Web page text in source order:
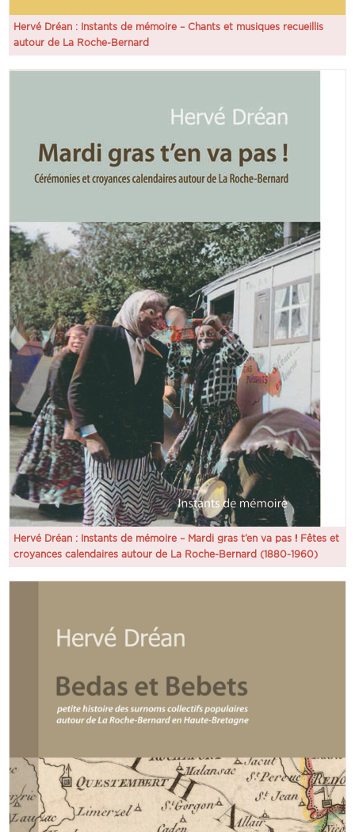
Hervé Dréan : Instants de mémoire – Chants et musiques recueillis
autour de La Roche-Bernard
Hervé Dréan : Instants de mémoire – Mardi gras t’en va pas ! Fêtes et
croyances calendaires autour de La Roche-Bernard (1880-1960)